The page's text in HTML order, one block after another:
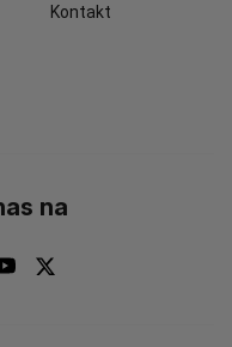
Kontakt
na